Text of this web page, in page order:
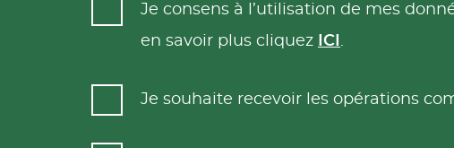
Je consens à l’utilisation de mes
en savoir plus cliquez
ICI .
Je souhaite recevoir les opérations